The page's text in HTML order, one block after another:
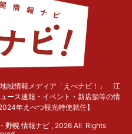
域情報メディア「えべナビ！」 江
ース速報・イベント・新店舗等の情
年えべつ観光特使就任】
野幌 情報ナビ , 2026 All Rights